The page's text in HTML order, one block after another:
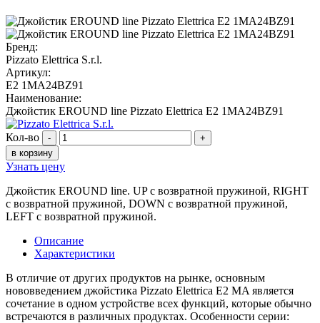
Бренд:
Pizzato Elettrica S.r.l.
Артикул:
E2 1MA24BZ91
Наименование:
Джойстик EROUND line Pizzato Elettrica E2 1MA24BZ91
Кол-во -
+
в корзину
Узнать цену
Джойстик EROUND line. UP с возвратной пружиной, RIGHT
с возвратной пружиной, DOWN с возвратной пружиной,
LEFT с возвратной пружиной.
Описание
Характеристики
В отличие от других продуктов на рынке, основным
нововведением джойстика Pizzato Elettrica E2 MA является
сочетание в одном устройстве всех функций, которые обычно
встречаются в различных продуктах. Особенности серии: